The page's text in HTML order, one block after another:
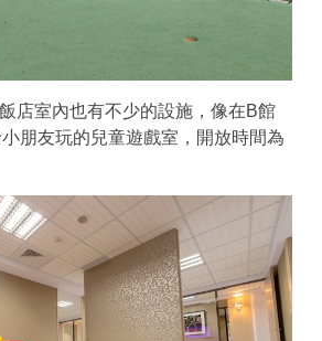
店室內也有不少的設施，像在B館
朋友玩的兒童遊戲室，開放時間為